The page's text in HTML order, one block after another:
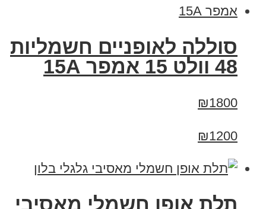
סוללה לאופניים חשמליות
48 וולט 15 אמפר 15A
₪1800
₪1200
תלת אופן חשמלי מאסיבי